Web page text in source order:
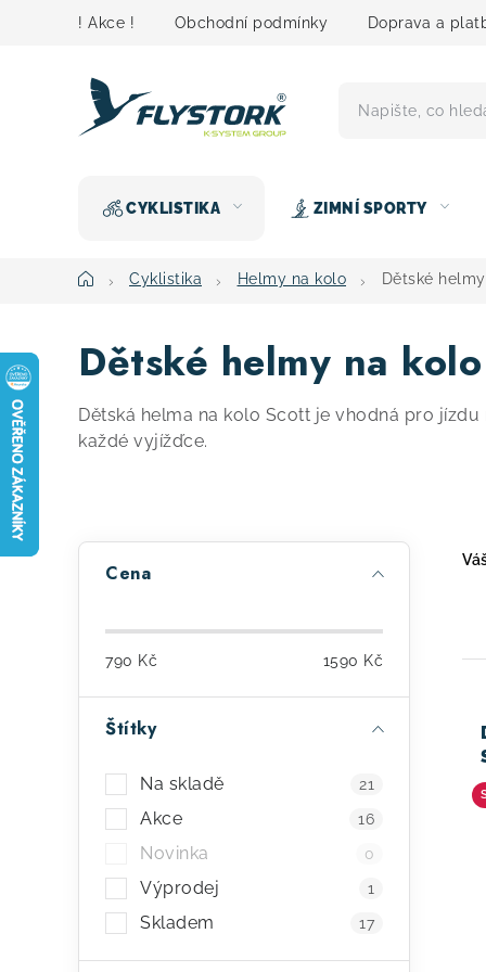
! Akce ! Obchodní podmínky Doprava a
CYKLISTIKA ZIMNÍ SPORTY
DomůCyklistika Helmy na kolo Dětské
Dětské helmy na
Dětská helma na kolo Scott je vhodná pro
každé vyjížďce.
P
t
Cena
790 Kč 1590 Kč
Štítky
Na skladě 21
Akce 16
Novinka 0
Výprodej 1
Skladem 17
p